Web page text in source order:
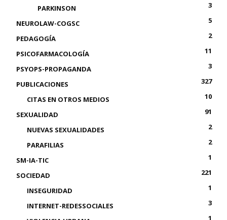
PARKINSON
3
NEUROLAW-COGSC
5
PEDAGOGÍA
2
PSICOFARMACOLOGÍA
11
PSYOPS-PROPAGANDA
3
PUBLICACIONES
327
CITAS EN OTROS MEDIOS
10
SEXUALIDAD
91
NUEVAS SEXUALIDADES
2
PARAFILIAS
2
SM-IA-TIC
1
SOCIEDAD
221
INSEGURIDAD
1
INTERNET-REDESSOCIALES
3